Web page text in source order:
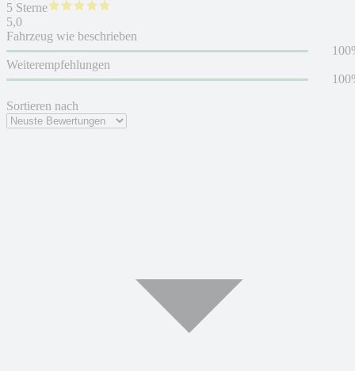
Sortieren nach
5 Sterne
5,0
Fahrzeug wie beschrieben
Weiterempfehlungen